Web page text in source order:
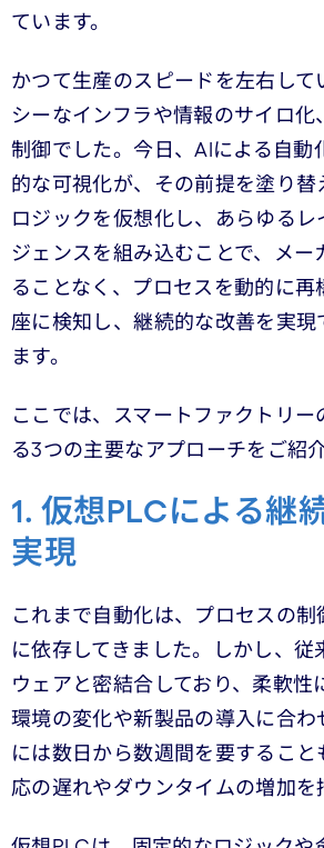
ています。
かつて生産のスピードを左右して
シーなインフラや情報のサイロ化
制御でした。今日、AIによる自動
的な可視化が、その前提を塗り替
ロジックを仮想化し、あらゆるレ
ジェンスを組み込むことで、メー
ることなく、プロセスを動的に再
座に検知し、継続的な改善を実現
ます。
ここでは、スマートファクトリー
る3つの主要なアプローチをご紹介
1. 仮想PLCによる継
実現
これまで自動化は、プロセスの制
に依存してきました。しかし、従
ウェアと密結合しており、柔軟性
環境の変化や新製品の導入に合わ
には数日から数週間を要すること
応の遅れやダウンタイムの増加を